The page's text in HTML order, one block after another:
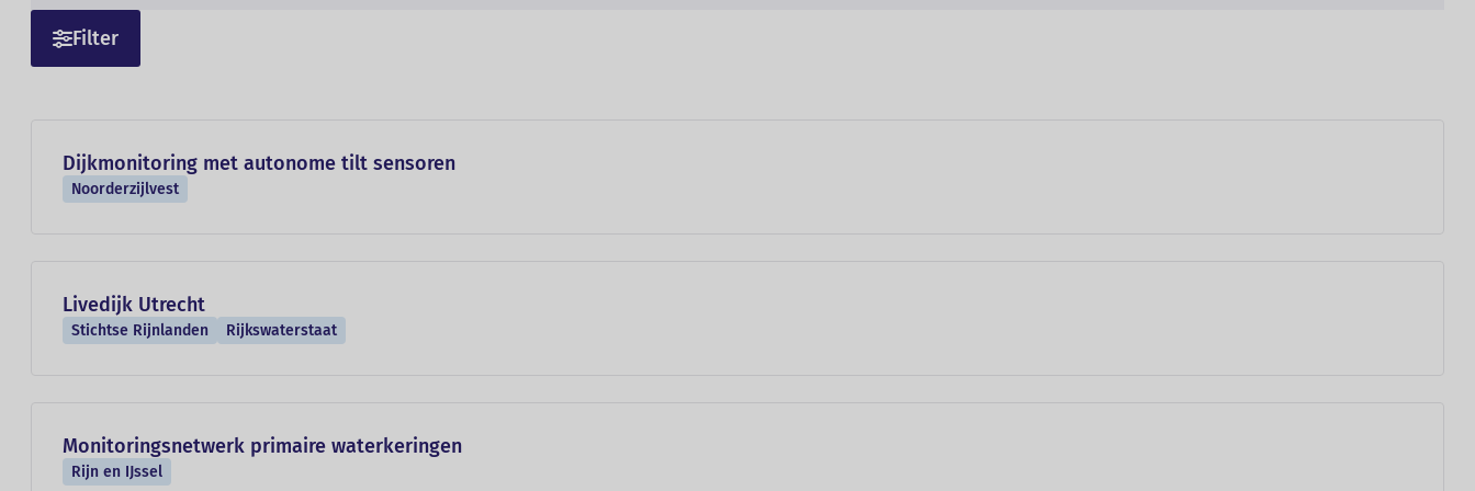
Filter
Dijkmonitoring met autonome tilt sensoren
Noorderzijlvest
Livedijk Utrecht
Stichtse Rijnlanden Rijkswaterstaat
Monitoringsnetwerk primaire waterkeringen
Rijn en IJssel